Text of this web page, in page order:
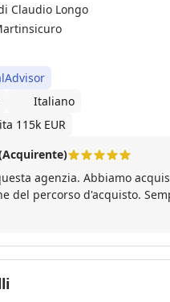
Claudio Longo
Italiano
115k EUR
agenzia. Abbiamo
del percorso d'acquisto.
Bravi!